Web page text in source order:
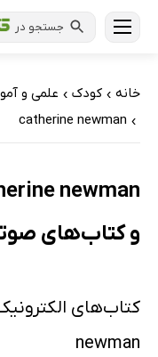
جستجو در
خانه › کودک › علمی و
›
catherine newman
و کتاب‌های
newman